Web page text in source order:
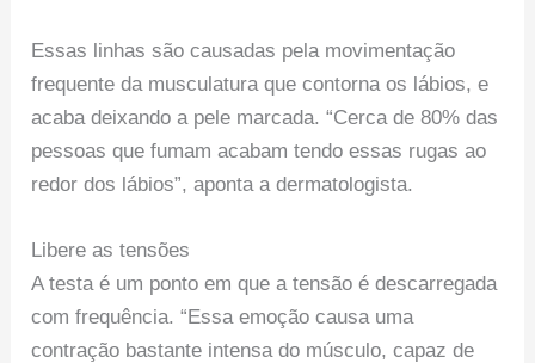
Essas linhas são causadas pela movimentação
frequente da musculatura que contorna os lábios, e
acaba deixando a pele marcada. “Cerca de 80% das
pessoas que fumam acabam tendo essas rugas ao
redor dos lábios”, aponta a dermatologista.
Libere as tensões
A testa é um ponto em que a tensão é descarregada
com frequência. “Essa emoção causa uma
contração bastante intensa do músculo, capaz de